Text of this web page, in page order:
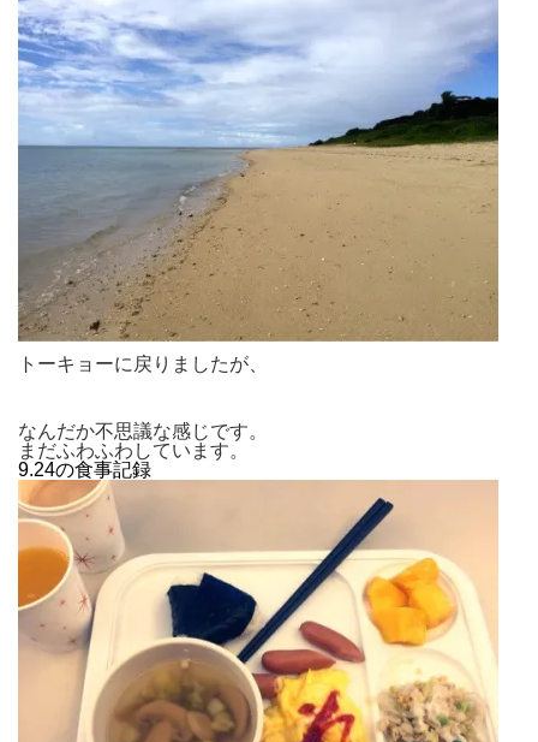
トーキョーに戻りましたが、
なんだか不思議な感じです。
まだふわふわしています。
9.24の食事記録